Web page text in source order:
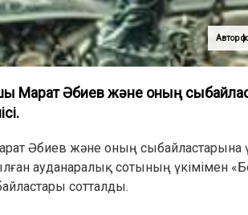
Автор
Марат Әбиев және оның
Әбиев және оның
ауданаралық сотының үкімімен
сотталды.